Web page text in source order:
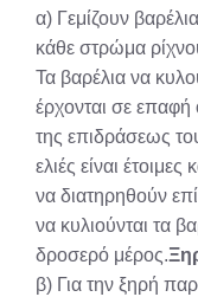
α) Γεμίζουν
κάθε στρώμα
Τα βαρέλια να
έρχονται σε επαφή
της επιδράσεως
ελιές είναι
να διατηρηθούν
να κυλιούνται τα
δροσερό μέρος.
β) Για την ξηρή